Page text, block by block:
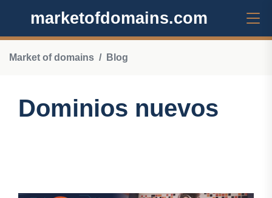
marketofdomains.com
Market of domains Blog
Dominios nuevos